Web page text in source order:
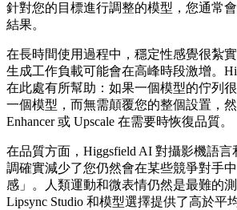
針對您的目標進行調整的模型，您通常
結果。
在長時間使用過程中，穩定性感覺很紮
生成工作負載可能會在高峰時段激增。
在此處有所幫助：如果一個模型的佇列
一個模型，而無需顛覆您的整個設置，然
Enhancer 或 Upscale 在需要時恢復品質。
在品質方面，Higgsfield AI 對攝影機語言
調確實減少了您仍然會在某些競爭對手
感」。人類運動和微表情仍然是最難的
Lipsync Studio 和模型選擇提供了高於平